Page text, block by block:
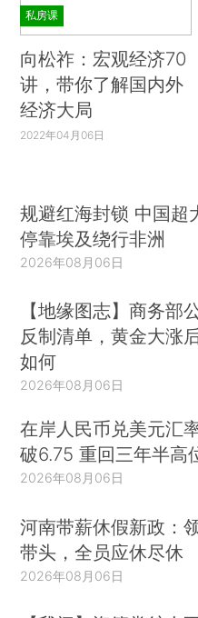
私房课
向松祚：宏观经济70
讲，带你了解国内外
经济大局
2022年04月06日
规避红海封锁 中国超
停靠埃及绕行非洲
2026年08月06日
【地缘图志】商务部
反制清单，黄金大涨
如何
2026年08月06日
在岸人民币兑美元汇
破6.75 重回三年半高
2026年08月06日
河南带薪休假新政：
带头，全员应休尽休
2026年08月06日